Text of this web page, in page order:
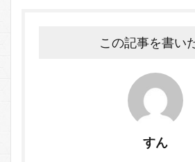
この記事を書い
すん